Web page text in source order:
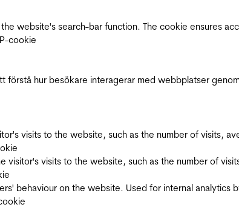
website's search-bar function. The cookie ensures
cookie
förstå hur besökare interagerar med webbplatser
visits to the website, such as the number of visits,
visitor's visits to the website, such as the number of
behaviour on the website. Used for internal analytics